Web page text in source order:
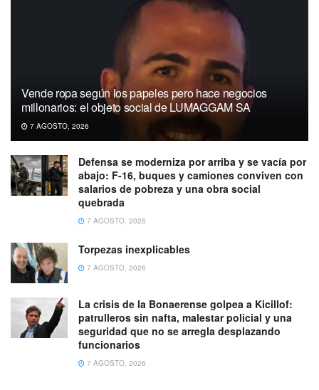
Vende ropa según los papeles pero hace negocios
millonarios: el objeto social de LUMAGGAM SA
7 AGOSTO, 2026
Defensa se moderniza por arriba y se vacía por
abajo: F-16, buques y camiones conviven con
salarios de pobreza y una obra social
quebrada
7 AGOSTO, 2026
Torpezas inexplicables
7 AGOSTO, 2026
La crisis de la Bonaerense golpea a Kicillof:
patrulleros sin nafta, malestar policial y una
seguridad que no se arregla desplazando
funcionarios
7 AGOSTO, 2026